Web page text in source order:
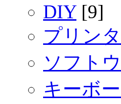
DIY[9]
プリンタ
ソフト
キーボ